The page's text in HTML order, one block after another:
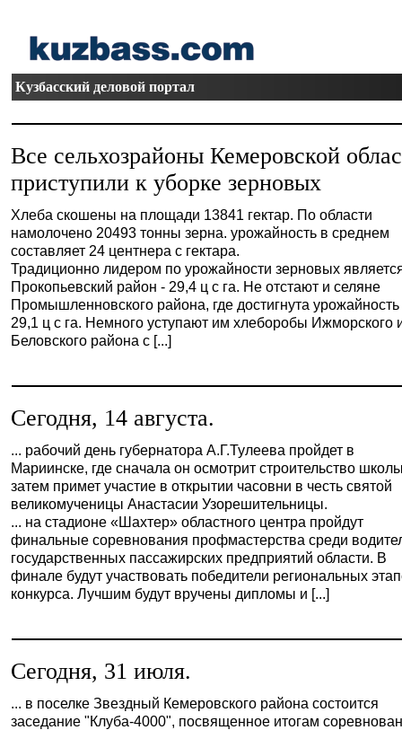
Кузбасский деловой портал
Все сельхозрайоны Кемеровской
приступили к уборке зерновых
Хлеба скошены на площади 13841 гектар. По области
намолочено 20493 тонны зерна. урожайность в среднем
составляет 24 центнера с гектара.
Традиционно лидером по урожайности зерновых
Прокопьевский район - 29,4 ц с га. Не отстают и селяне
Промышленновского района, где достигнута
29,1 ц с га. Немного уступают им хлеборобы Ижморского
Беловского района с [...]
Сегодня, 14 августа.
... рабочий день губернатора А.Г.Тулеева пройдет в
Мариинске, где сначала он осмотрит строительство
затем примет участие в открытии часовни в честь святой
великомученицы Анастасии Узорешительницы.
... на стадионе «Шахтер» областного центра пройдут
финальные соревнования профмастерства среди
государственных пассажирских предприятий области. В
финале будут участвовать победители региональных
конкурса. Лучшим будут вручены дипломы и [...]
Сегодня, 31 июля.
... в поселке Звездный Кемеровского района состоится
заседание "Клуба-4000", посвященное итогам